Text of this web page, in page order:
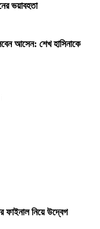
ভয়াবহতা
আসেন: শেখ হাসিনাকে
ফাইনাল নিয়ে উদ্বেগ